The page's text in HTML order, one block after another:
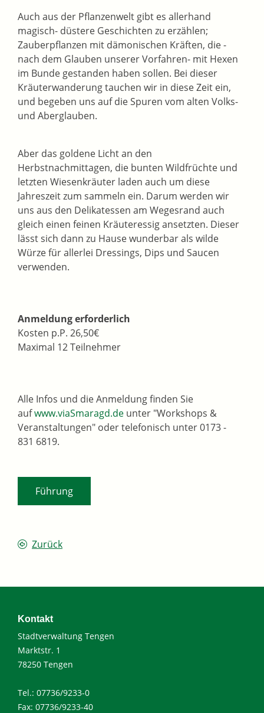
Auch aus der Pflanzenwelt gibt es allerhand
magisch- düstere Geschichten zu erzählen;
Zauberpflanzen mit dämonischen Kräften, die -
nach dem Glauben unserer Vorfahren- mit Hexen
im Bunde gestanden haben sollen. Bei dieser
Kräuterwanderung tauchen wir in diese Zeit ein,
und begeben uns auf die Spuren vom alten Volks-
und Aberglauben.
Aber das goldene Licht an den
Herbstnachmittagen, die bunten Wildfrüchte und
letzten Wiesenkräuter laden auch um diese
Jahreszeit zum sammeln ein. Darum werden wir
uns aus den Delikatessen am Wegesrand auch
gleich einen feinen Kräuteressig ansetzten. Dieser
lässt sich dann zu Hause wunderbar als wilde
Würze für allerlei Dressings, Dips und Saucen
verwenden.
Anmeldung erforderlich
Kosten p.P. 26,50€
Maximal 12 Teilnehmer
Alle Infos und die Anmeldung finden Sie
aufwww.viaSmaragd.de unter "Workshops &
Veranstaltungen" oder telefonisch unter 0173 -
831 6819.
Führung
Zurück
Kontakt
Stadtverwaltung Tengen
Marktstr. 1
78250 Tengen
Tel.: 07736/9233-0
Fax: 07736/9233-40